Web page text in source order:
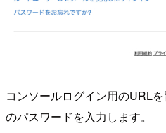
コンソールログイン用のURL
のパスワードを入力します。